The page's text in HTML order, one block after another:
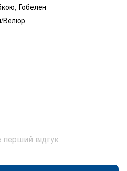
Гобелен
Велюр
відгук